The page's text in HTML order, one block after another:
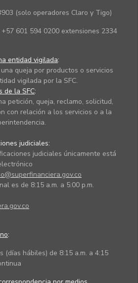
(solo operadores Claro y Tigo)
+57 601 594 0200 extensiones 2334
entidad vigilada:
queja por productos o servicios
vigilada por la SFC.
de la SFC:
petición, queja, reclamo, solicitud,
con relación a los servicios o a la
judiciales:
judiciales únicamente está
es de 8:15 a.m. a 5:00 p.m.
:
(días hábiles) de 8:15 a.m. a 4:15